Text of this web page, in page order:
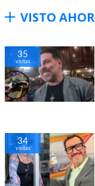
VISTO
35
visitas
34
visitas